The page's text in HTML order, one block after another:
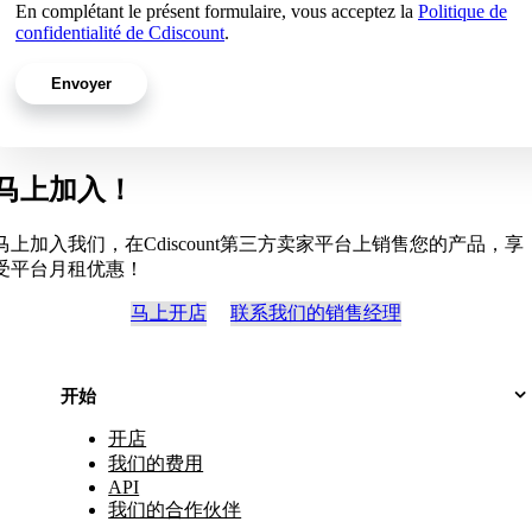
En complétant le présent formulaire, vous acceptez la Politique de
confidentialité de Cdiscount.
上加入！
上加入我们，在Cdiscount第三方卖家平台上销售您的产品，享
平台月租优惠！
马上开店 联系我们的销售经理
开始
开店
我们的费用
API
我们的合作伙伴